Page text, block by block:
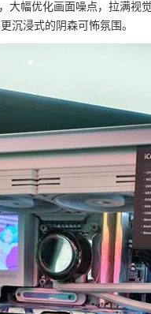
大幅优化画面噪点，拉满视
沉浸式的阴森可怖氛围。